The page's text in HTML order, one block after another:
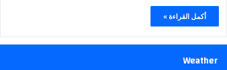
أكمل القراءة »
Weather